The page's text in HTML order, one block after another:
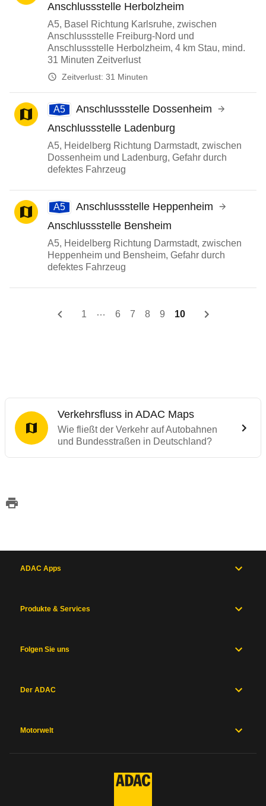
Anschlussstelle Herbolzheim
A5, Basel Richtung Karlsruhe, zwischen
Anschlussstelle Freiburg-Nord und
Anschlussstelle Herbolzheim, 4 km Stau, mind.
31 Minuten Zeitverlust
Zeitverlust: 31 Minuten
A5
Anschlussstelle Dossenheim
Anschlussstelle Ladenburg
A5, Heidelberg Richtung Darmstadt, zwischen
Dossenheim und Ladenburg, Gefahr durch
defektes Fahrzeug
A5
Anschlussstelle Heppenheim
Anschlussstelle Bensheim
A5, Heidelberg Richtung Darmstadt, zwischen
Heppenheim und Bensheim, Gefahr durch
defektes Fahrzeug
1 … 6 7 8 9 10
Verkehrsfluss in ADAC Maps
Wie fließt der Verkehr auf Autobahnen
und Bundesstraßen in Deutschland?
ADAC Apps
Produkte & Services
Folgen Sie uns
Der ADAC
Motorwelt